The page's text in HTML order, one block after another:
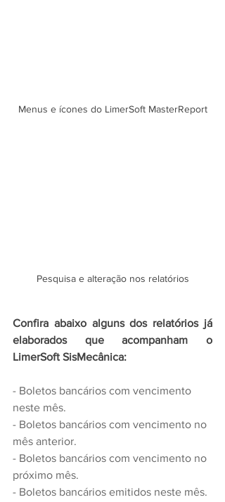
Menus e ícones do LimerSoft MasterReport
Pesquisa e alteração nos relatórios
Confira abaixo alguns dos relatórios já
elaborados que acompanham o
LimerSoft SisMecânica:
- Boletos bancários com vencimento
neste mês.
- Boletos bancários com vencimento no
mês anterior.
- Boletos bancários com vencimento no
próximo mês.
- Boletos bancários emitidos neste mês.